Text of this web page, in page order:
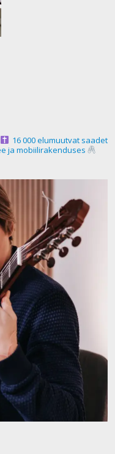
16 000 elumuutvat saadet
ja mobiilirakenduses